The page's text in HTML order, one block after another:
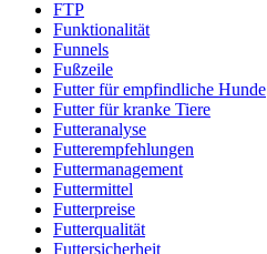
FTP
Funktionalität
Funnels
Fußzeile
Futter für empfindliche Hunde
Futter für kranke Tiere
Futteranalyse
Futterempfehlungen
Futtermanagement
Futtermittel
Futterpreise
Futterqualität
Futtersicherheit